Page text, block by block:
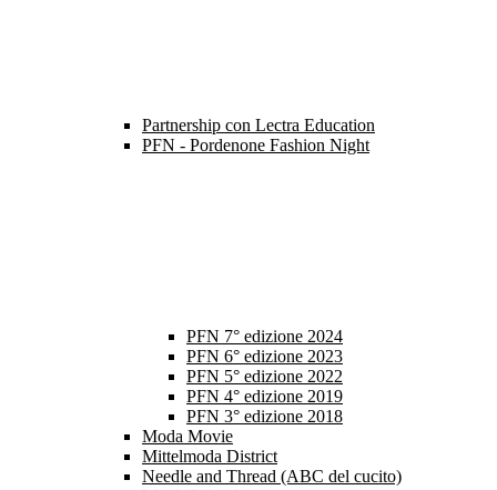
Partnership con Lectra Education
PFN - Pordenone Fashion Night
PFN 7° edizione 2024
PFN 6° edizione 2023
PFN 5° edizione 2022
PFN 4° edizione 2019
PFN 3° edizione 2018
Moda Movie
Mittelmoda District
Needle and Thread (ABC del cucito)